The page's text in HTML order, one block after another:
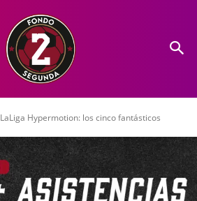
LaLiga Hypermotion: los cinco fantásticos